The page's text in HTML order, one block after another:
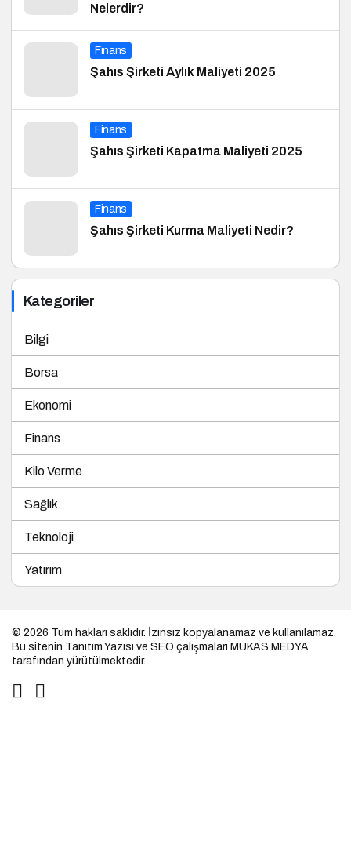
Nelerdir?
Finans
Şahıs Şirketi Aylık Maliyeti 2025
Finans
Şahıs Şirketi Kapatma Maliyeti 2025
Finans
Şahıs Şirketi Kurma Maliyeti Nedir?
Kategoriler
Bilgi
Borsa
Ekonomi
Finans
Kilo Verme
Sağlık
Teknoloji
Yatırım
© 2026 Tüm hakları saklıdır. İzinsiz kopyalanamaz ve kullanılamaz.
Bu sitenin Tanıtım Yazısı ve SEO çalışmaları MUKAS MEDYA
tarafından yürütülmektedir.